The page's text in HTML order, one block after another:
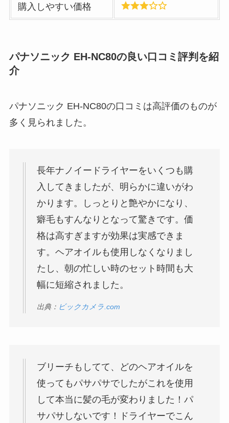
購入しやすい価格
パナソニック EH-NC80の良い口コミ評判を紹
介
パナソニック EH-NC80の口コミは高評価のものが
多く見られました。
長年ナノイードライヤーをいくつも購
入してきましたが、明らかに違いがわ
かります。しっとりと艶やかになり、
癖毛もすんなりとなって驚きです。価
格は高すぎますが効果は実感できま
す。ヘアオイルも使用しなくなりまし
たし、朝の忙しい時のセット時間も大
幅に短縮されました。
出典： ビックカメラ.com
ブリーチもしてて、どのヘアオイルを
使ってもパサパサでしたがこれを使用
して本当に髪の毛が変わりました！パ
サパサしないです！ドライヤーでこん